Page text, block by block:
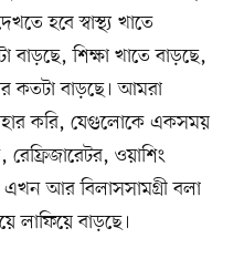
হবে স্বাস্থ্য খাতে
বাড়ছে, শিক্ষা খাতে বাড়ছে,
কতটা বাড়ছে। আমরা
করি, যেগুলোকে একসময়
ওয়াশিং
আর বিলাসসামগ্রী বলা
লাফিয়ে বাড়ছে।